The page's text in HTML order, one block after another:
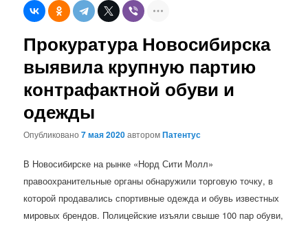
Прокуратура Новосибирска
выявила крупную партию
контрафактной обуви и
одежды
Опубликовано7 мая 2020авторомПатентус
В Новосибирске на рынке «Норд Сити Молл»
правоохранительные органы обнаружили торговую точку, в
которой продавались спортивные одежда и обувь известных
мировых брендов. Полицейские изъяли свыше 100 пар обуви,